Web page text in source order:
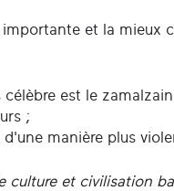
et la mieux
est le
;
manière plus
culture et civilisation